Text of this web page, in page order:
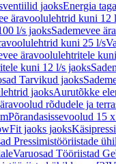
jaoksEnergia
äravoolulehtrid kuni 12
l/s jaoksSademevee
kuni 25 l/s
äravoolulehtritele
kuni 12 l/s jaoks
Tarvikud jaoks
jaoksAurutõkke
rõdudele ja
Põrandasissevoolud 15
jaoks jaoks
Pressimistööriistade
Varuosad Tööriistad